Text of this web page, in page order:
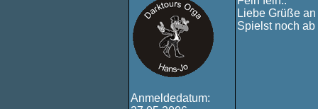
Anmeldedatum:
Liebe Grüße
Spielst noch